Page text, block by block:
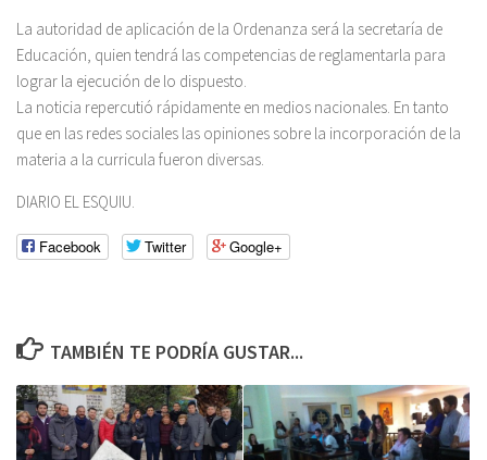
La autoridad de aplicación de la Ordenanza será la secretaría de
Educación, quien tendrá las competencias de reglamentarla para
lograr la ejecución de lo dispuesto.
La noticia repercutió rápidamente en medios nacionales. En tanto
que en las redes sociales las opiniones sobre la incorporación de la
materia a la curricula fueron diversas.
DIARIO EL ESQUIU.
Facebook Twitter Google+
TAMBIÉN TE PODRÍA GUSTAR...